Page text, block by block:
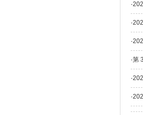
·
·
·
·第
·
·